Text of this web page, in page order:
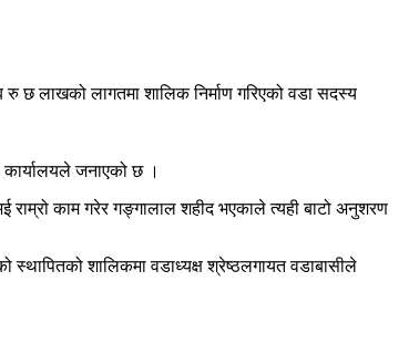
छ लाखको लागतमा शालिक निर्माण गरिएको वडा सदस्य
कार्यालयले जनाएको छ ।
राम्रो काम गरेर गङ्गालाल शहीद भएकाले त्यही बाटो अनुशरण
स्थापितको शालिकमा वडाध्यक्ष श्रेष्ठलगायत वडाबासीले